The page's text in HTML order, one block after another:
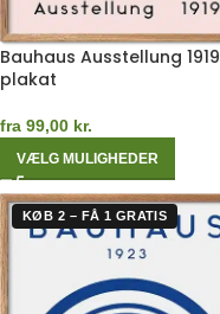
Bauhaus Ausstellung 1919
plakat
fra 99,00 kr.
VÆLG MULIGHEDER
KØB 2 – FÅ 1 GRATIS